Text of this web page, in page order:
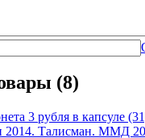
(8)